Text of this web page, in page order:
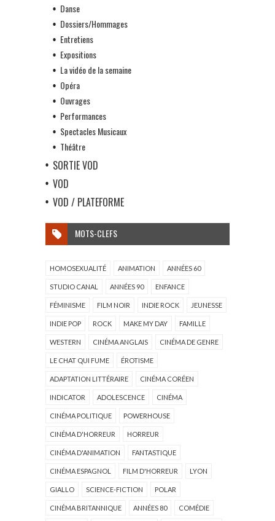
Danse
Dossiers/Hommages
Entretiens
Expositions
La vidéo de la semaine
Opéra
Ouvrages
Performances
Spectacles Musicaux
Théâtre
SORTIE VOD
VOD
VOD / PLATEFORME
MOTS-CLEFS
HOMOSEXUALITÉ ANIMATION ANNÉES 60
STUDIO CANAL ANNÉES 90 ENFANCE
FÉMINISME FILM NOIR INDIE ROCK JEUNESSE
INDIE POP ROCK MAKE MY DAY FAMILLE
WESTERN CINÉMA ANGLAIS CINÉMA DE GENRE
LE CHAT QUI FUME ÉROTISME
ADAPTATION LITTÉRAIRE CINÉMA CORÉEN
INDICATOR ADOLESCENCE CINÉMA
CINÉMA POLITIQUE POWERHOUSE
CINÉMA D'HORREUR HORREUR
CINÉMA D'ANIMATION FANTASTIQUE
CINÉMA ESPAGNOL FILM D'HORREUR LYON
GIALLO SCIENCE-FICTION POLAR
CINÉMA BRITANNIQUE ANNÉES 80 COMÉDIE